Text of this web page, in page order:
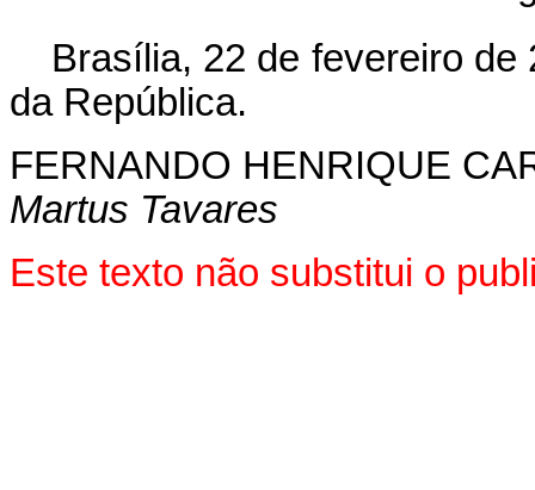
Brasília, 22 de fevereiro de
da República.
FERNANDO HENRIQUE
Martus Tavares
Este texto não substitui o